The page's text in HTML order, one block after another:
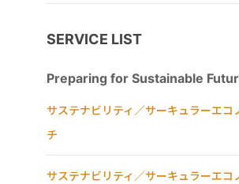
SERVICE LIST
Preparing for Sustainable
サステナビリティ／サーキュラーエコ
チ
サステナビリティ／サーキュラーエコ